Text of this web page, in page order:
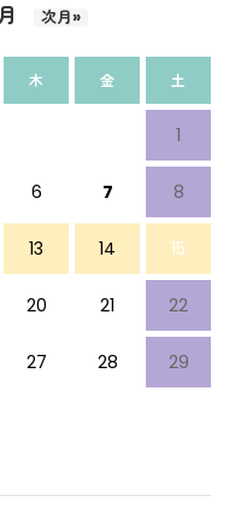
次月»
木 金 土
1
6 7 8
13 14 15
20 21 22
27 28 29